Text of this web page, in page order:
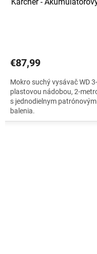
€87,99
Mokro suchý vysávač WD
plastovou nádobou, 2-
s jednodielnym
balenia.